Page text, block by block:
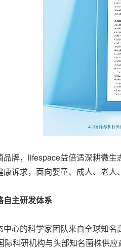
牌，lifespace益倍适深耕微
诉求，面向婴童、成人、老
自主研发体系
心的科学家团队来自全球知
际科研机构与头部知名菌株供